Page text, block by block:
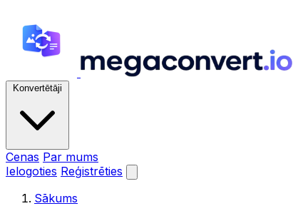
Konvertētāji
Cenas Par mums
Ielogoties Reģistrēties
Sākums